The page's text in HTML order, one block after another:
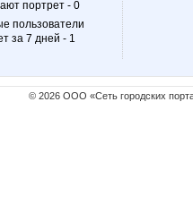
портрет - 0
пользователи
за 7 дней - 1
© 2026 ООО «Сеть городских